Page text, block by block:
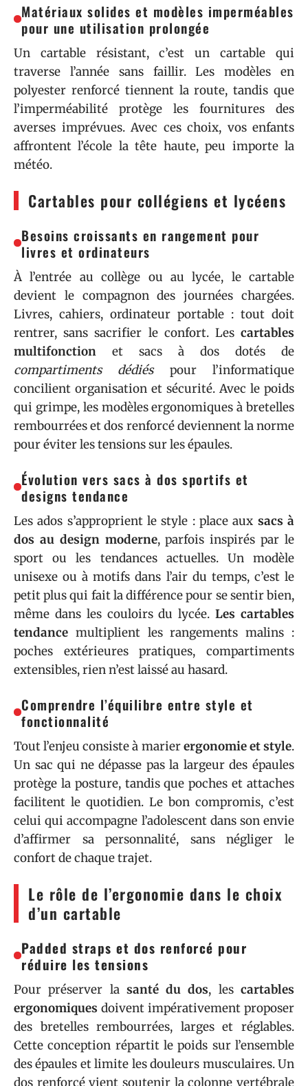
Matériaux solides et modèles imperméables
pour une utilisation prolongée
Un cartable résistant, c’est un cartable qui
traverse l’année sans faillir. Les modèles en
polyester renforcé tiennent la route, tandis que
l’imperméabilité protège les fournitures des
averses imprévues. Avec ces choix, vos enfants
affrontent l’école la tête haute, peu importe la
météo.
Cartables pour collégiens et lycéens
Besoins croissants en rangement pour
livres et ordinateurs
À l’entrée au collège ou au lycée, le cartable
devient le compagnon des journées chargées.
Livres, cahiers, ordinateur portable : tout doit
rentrer, sans sacrifier le confort. Les cartables
multifonction et sacs à dos dotés de
compartiments dédiéspour l’informatique
concilient organisation et sécurité. Avec le poids
qui grimpe, les modèles ergonomiques à bretelles
rembourrées et dos renforcé deviennent la norme
pour éviter les tensions sur les épaules.
Évolution vers sacs à dos sportifs et
designs tendance
Les ados s’approprient le style : place aux sacs à
dos au design moderne, parfois inspirés par le
sport ou les tendances actuelles. Un modèle
unisexe ou à motifs dans l’air du temps, c’est le
petit plus qui fait la différence pour se sentir bien,
même dans les couloirs du lycée.Les cartables
tendance multiplient les rangements malins :
poches extérieures pratiques, compartiments
extensibles, rien n’est laissé au hasard.
Comprendre l’équilibre entre style et
fonctionnalité
Tout l’enjeu consiste à marierergonomie et style.
Un sac qui ne dépasse pas la largeur des épaules
protège la posture, tandis que poches et attaches
facilitent le quotidien. Le bon compromis, c’est
celui qui accompagne l’adolescent dans son envie
d’affirmer sa personnalité, sans négliger le
confort de chaque trajet.
Le rôle de l’ergonomie dans le choix
d’un cartable
Padded straps et dos renforcé pour
réduire les tensions
Pour préserver la santé du dos, lescartables
ergonomiques doivent impérativement proposer
des bretelles rembourrées, larges et réglables.
Cette conception répartit le poids sur l’ensemble
des épaules et limite les douleurs musculaires. Un
dos renforcé vient soutenir la colonne vertébrale